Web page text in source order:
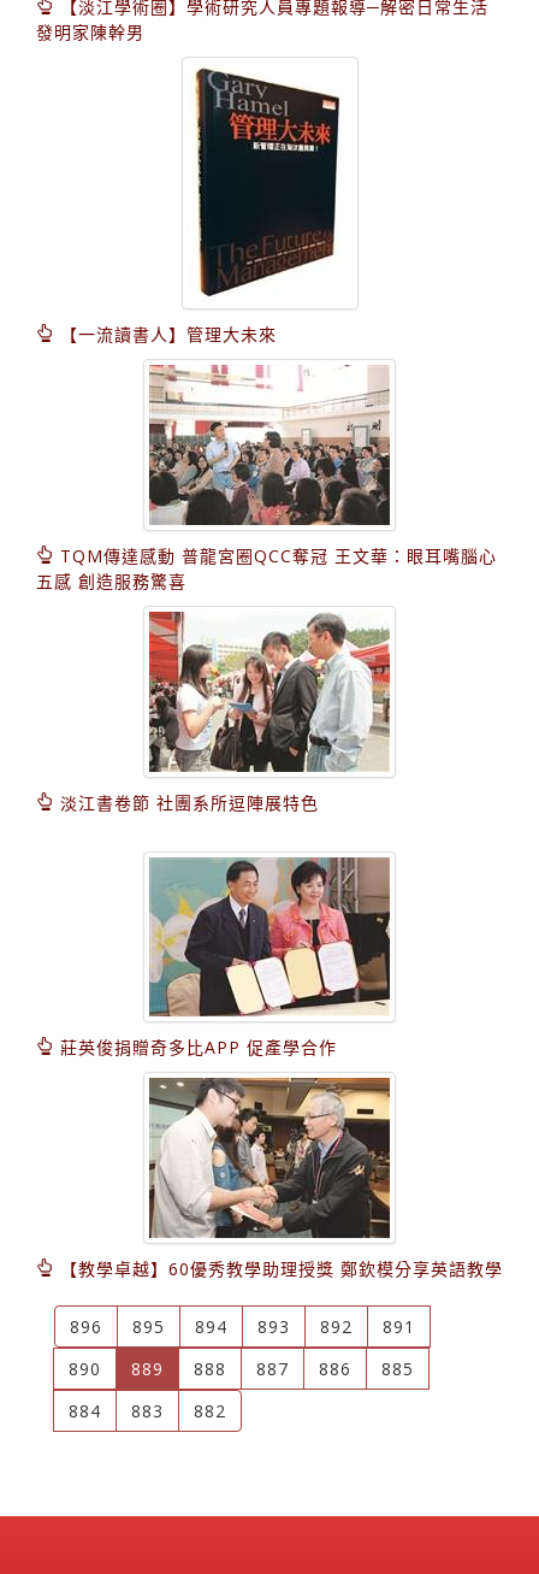
【淡江學術圈】學術研究人員專題報導─解密日常生活
發明家陳幹男
【一流讀書人】管理大未來
TQM傳達感動 普龍宮圈QCC奪冠 王文華：眼耳嘴腦心
五感 創造服務驚喜
淡江書卷節 社團系所逗陣展特色
莊英俊捐贈奇多比APP 促產學合作
【教學卓越】60優秀教學助理授獎 鄭欽模分享英語教學
896 895 894 893 892
891
890
889 (current)
888 887 886
885
884
883 882